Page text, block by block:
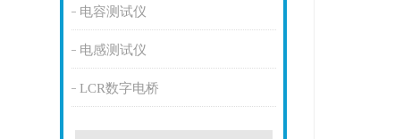
电容测试仪
电感测试仪
LCR数字电桥